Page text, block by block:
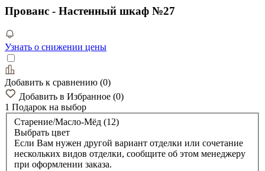
Прованс - Настенный шкаф №27
Узнать о снижении цены
Добавить к сравнению (0)
Добавить в Избранное (0)
1 Подарок на выбор
Старение/Масло-Мёд (12)
Выбрать цвет
Если Вам нужен другой вариант отделки или сочетание
нескольких видов отделки, сообщите об этом менеджеру
при оформлении заказа.